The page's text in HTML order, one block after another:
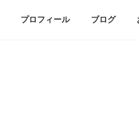
プロフィール ブログ